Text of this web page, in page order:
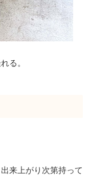
る。
来上がり次第持って